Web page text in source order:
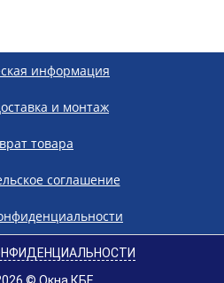
информация
и монтаж
товара
соглашение